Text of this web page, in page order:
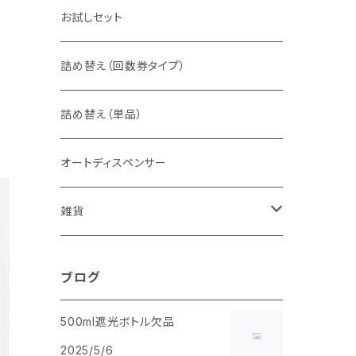
お試しセット
詰め替え（回数券タイプ）
詰め替え（単品）
オートディスペンサー
雑貨
ブログ
500ml遮光ボトル欠品
2025/5/6